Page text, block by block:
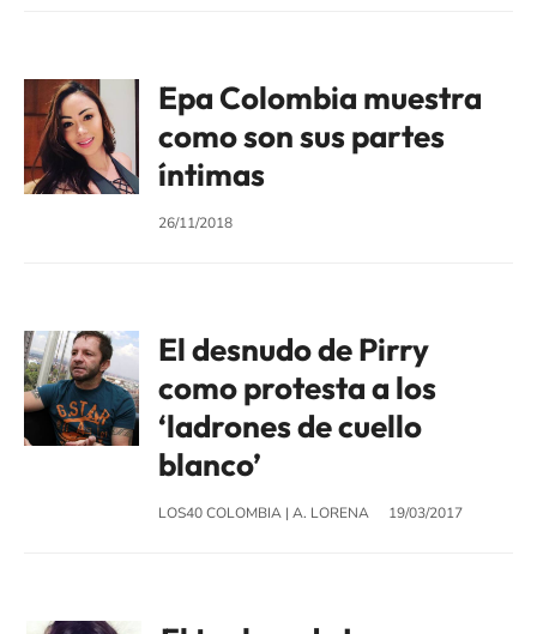
Epa Colombia muestra
como son sus partes
íntimas
26/11/2018
El desnudo de Pirry
como protesta a los
‘ladrones de cuello
blanco’
LOS40 COLOMBIA | A. LORENA 19/03/2017